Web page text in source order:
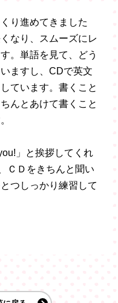
り進めてきました
なり、スムーズにレ
。単語を見て、どう
ますし、CDで英文
ています。書くこと
んとあけて書くこと
」と挨拶してくれ
ＣＤをきちんと聞い
つしっかり練習して